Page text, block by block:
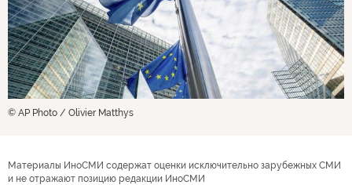
© AP Photo / Olivier Matthys
Материалы ИноСМИ содержат оценки исключительно зарубежных СМИ
и не отражают позицию редакции ИноСМИ